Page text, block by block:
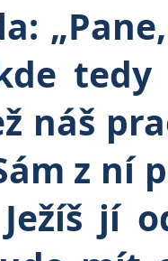
tedy
náš
z ní
Ježíš jí